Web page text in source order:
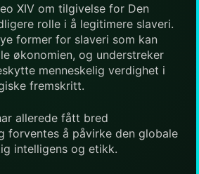
XIV om tilgivelse for Den
rolle i å legitimere slaveri.
former for slaveri som kan
økonomien, og understreker
menneskelig verdighet i
fremskritt.
allerede fått bred
forventes å påvirke den globale
intelligens og etikk.